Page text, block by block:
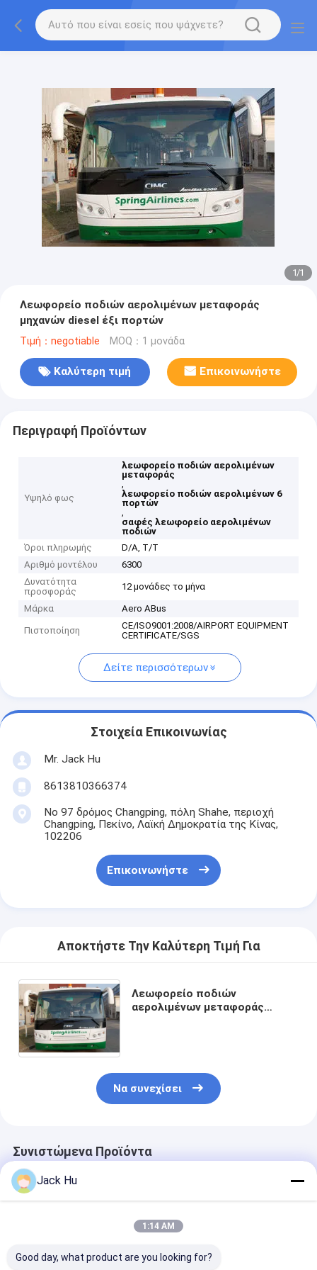
1/1
Λεωφορείο ποδιών αερολιμένων μεταφοράς
μηχανών diesel έξι πορτών
Τιμή：negotiable MOQ：1 μονάδα
Καλύτερη τιμή Επικοινωνήστε
Περιγραφή Προϊόντων
Υψηλό φως
λεωφορείο ποδιών αερολιμένων
μεταφοράς
,
λεωφορείο ποδιών αερολιμένων 6
πορτών
,
σαφές λεωφορείο αερολιμένων
ποδιών
Όροι πληρωμής
D/A, T/T
Αριθμό μοντέλου
6300
Δυνατότητα
προσφοράς
12 μονάδες το μήνα
Μάρκα Aero ABus
Πιστοποίηση
CE/ISO9001:2008/AIRPORT EQUIPMENT
CERTIFICATE/SGS
Δείτε περισσότερων
Στοιχεία Επικοινωνίας
Mr. Jack Hu
8613810366374
Νο 97 δρόμος Changping, πόλη Shahe, περιοχή
Changping, Πεκίνο, Λαϊκή Δημοκρατία της Κίνας,
102206
Επικοινωνήστε
Αποκτήστε Την Καλύτερη Τιμή Για
Λεωφορείο ποδιών
αερολιμένων μεταφοράς
Να συνεχίσει
Συνιστώμενα Προϊόντα
Jack Hu
1:14 AM
Good day, what product are you looking for?